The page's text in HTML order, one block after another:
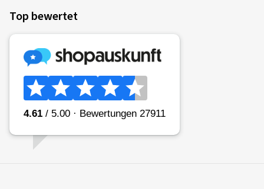
Top bewertet